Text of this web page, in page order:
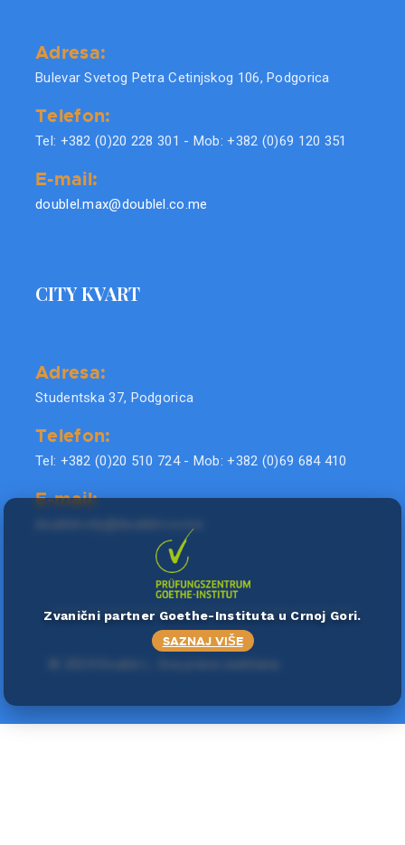
Adresa:
Bulevar Svetog Petra Cetinjskog 106, Podgorica
Telefon:
Tel: +382 (0)20 228 301 - Mob: +382 (0)69 120 351
E-mail:
doublel.max@doublel.co.me
CITY KVART
Adresa:
Studentska 37, Podgorica
Telefon:
Tel: +382 (0)20 510 724 - Mob: +382 (0)69 684 410
E-mail:
Zvanični partner Goethe-Instituta u Crnoj Gori.
SAZNAJ VIŠE